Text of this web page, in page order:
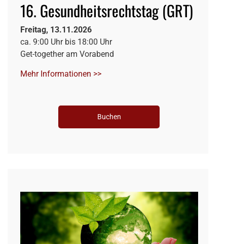
16. Gesundheitsrechtstag (GRT)
Freitag, 13.11.2026
ca. 9:00 Uhr bis 18:00 Uhr
Get-together am Vorabend
Mehr Informationen >>
Buchen